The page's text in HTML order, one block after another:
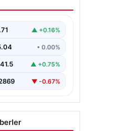
Özeti ve
▲ +0.16%
• 0.00%
▲ +0.75%
▼ -0.67%